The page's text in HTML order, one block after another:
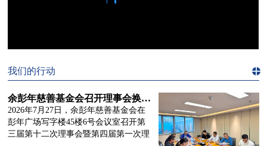
我们的行动
余彭年慈善基金会召开理事会换届会议
2026年7月27日，余彭年慈善基金会在
彭年广场写字楼45楼6号会议室召开第
三届第十二次理事会暨第四届第一次理
们的行